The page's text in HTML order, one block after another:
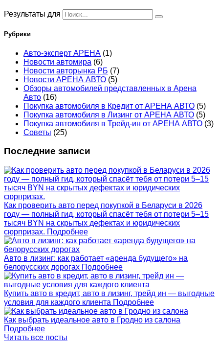
Результаты для
Рубрики
Авто-эксперт АРЕНА (1)
Новости автомира (6)
Новости авторынка РБ (7)
Новости АРЕНА АВТО (5)
Обзоры автомобилей представленных в Арена
Авто (16)
Покупка автомобиля в Кредит от АРЕНА АВТО (5)
Покупка автомобиля в Лизинг от АРЕНА АВТО (5)
Покупка автомобиля в Трейд-ин от АРЕНА АВТО (3)
Советы (25)
Последние записи
Как проверить авто перед покупкой в Беларуси в 2026
году — полный гид, который спасёт тебя от потери 5–15
тысяч BYN на скрытых дефектах и юридических
сюрпризах. Подробнее
Авто в лизинг: как работает «аренда будущего» на
белорусских дорогах Подробнее
Купить авто в кредит, авто в лизинг, трейд ин — выгодные
условия для каждого клиента Подробнее
Как выбрать идеальное авто в Гродно из салона
Подробнее
Читать все посты